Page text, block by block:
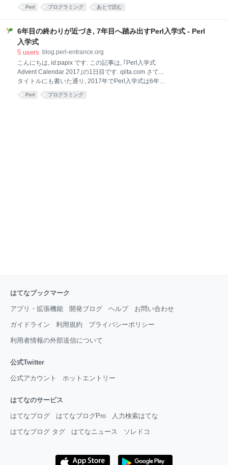
す. ...というわけで, 唐突ではありますが｢春のPerl入学
んでいくことができました. そして2018年, いよいよ
Perl入学式は7年目に突入します. 7年目が始まる今この
大阪でPerl入学式の取り組みをスタートしてから, Perl
はもとより, Perl入学式を取り巻く状況も目まぐるしく
変化してきたと感じます. そういった状況に鑑みて,
なものにするために, 良いものは残しつつ, 現在の時流
に適した形へ刷新していく必要があると感じています.
...というわけで, 個人的な2018年のPerl入学式のテーマ
は "Reboot" です. 以下, どのような取り組み
Perl プログラミング あとで読む
6年目の終わりが近づき, 7年目へ踏み出すPerl入学式 - Perl
入学式
5 users blog.perl-entrance.org
こんにちは, id:papix です. この記事は, ｢Perl入学式
Advent Calendar 2017｣の1日目です. qiita.com さて...
タイトルにも書いた通り, 2017年でPerl入学式は6年目
となります. そして2018年からは, いよいよ7年目の
Perl入学式が始まります. 今年は東京, 大阪, 沖縄に加
Perl プログラミング
はてなブックマーク
アプリ・拡張機能 開発ブログ ヘルプ お問い合わせ
ガイドライン 利用規約 プライバシーポリシー
利用者情報の外部送信について
公式Twitter
公式アカウント ホットエントリー
はてなのサービス
はてなブログ はてなブログPro 人力検索はてな
はてなブログ タグ はてなニュース ソレドコ